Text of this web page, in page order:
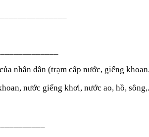
nhân dân (trạm cấp nước, giếng
nước giếng khơi, nước ao, hồ,